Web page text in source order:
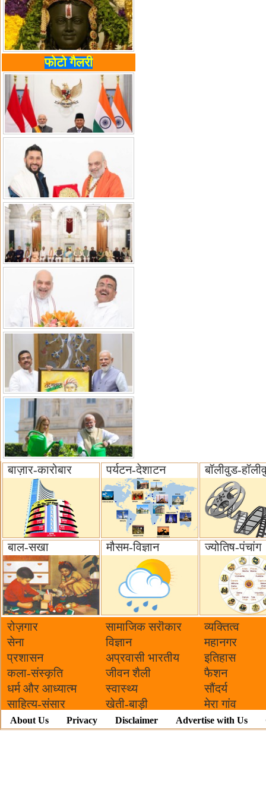
फोटो गैलरी
बाज़ार-कारोबार पर्यटन-देशाटन बॉलीवुड-
बाल-सखा मौसम-विज्ञान ज्योतिष-पंचांग
रोज़गार सामाजिक सरॊकार‌
व्यक्तित्व
सेना
विज्ञान
महानगर
प्रशासन
अप्रवासी भारतीय
इतिहास
कला-संस्कृति
जीवन शैली
फैशन
धर्म और आध्यात्म
स्वास्थ्य
सौंदर्य
साहित्य-संसार
खेती-बाड़ी मेरा गांव
About Us Privacy Disclaimer Advertise with Us